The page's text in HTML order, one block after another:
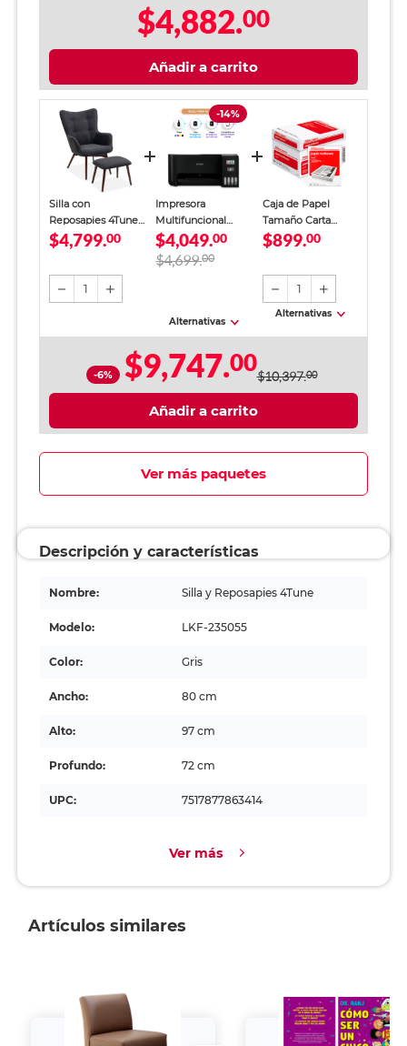
$4,882.00
Añadir a carrito
Silla con
Reposapies 4Tune
Gris
$4,799.00
1
-14%
Impresora
Multifuncional
Epson EcoTank
L3251 Inyección de
Tinta Color Wi-Fi
$4,049.00
$4,699.00
Alternativas
Caja de Papel
Tamaño Carta
Office Depot
$899.00
1
Alternativas
-6% $9,747.00$10,397.00
Añadir a carrito
Ver más paquetes
Descripción y características
Nombre: Silla y Reposapies 4Tune
Modelo: LKF-235055
Color: Gris
Ancho: 80 cm
Alto: 97 cm
Profundo: 72 cm
UPC: 7517877863414
Ver más
Artículos similares